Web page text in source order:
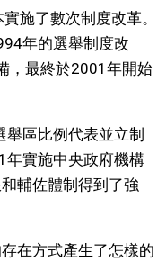
施了數次制度改革。
年的選舉制度改
，最終於2001年開始
舉區比例代表並立制
年實施中央政府機構
輔佐體制得到了強
在方式產生了怎樣的